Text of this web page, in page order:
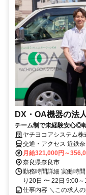
DX・OA機器の法
チーム制で未経験安心◎
ヤチヨコアシステム
交通・アクセス 近鉄
月給321,000円～
奈良県奈良市
勤務時間詳細 実働時
り20日 〜 22日 9:00
仕事内容 ＼この求人